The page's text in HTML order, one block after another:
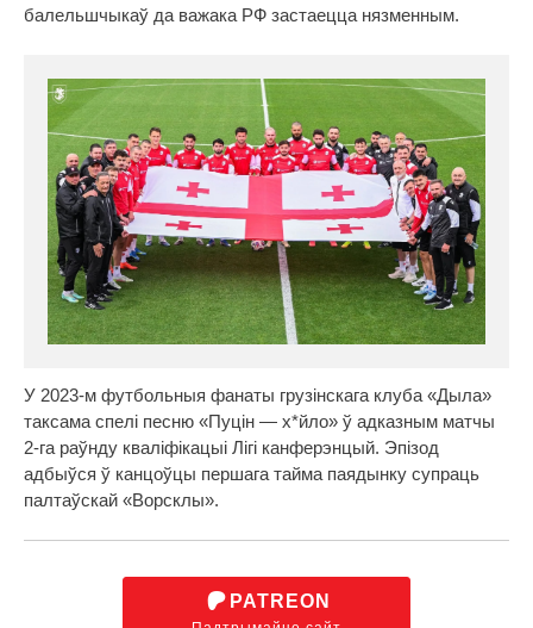
балельшчыкаў да важака РФ застаецца нязменным.
У 2023-м футбольныя фанаты грузінскага клуба «Дыла»
таксама спелі песню «Пуцін — х*йло» ў адказным матчы
2-га раўнду кваліфікацыі Лігі канферэнцый. Эпізод
адбыўся ў канцоўцы першага тайма паядынку супраць
палтаўскай «Ворсклы».
PATREON